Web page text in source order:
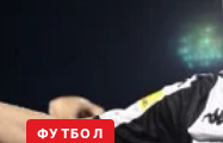
ФУТБОЛ